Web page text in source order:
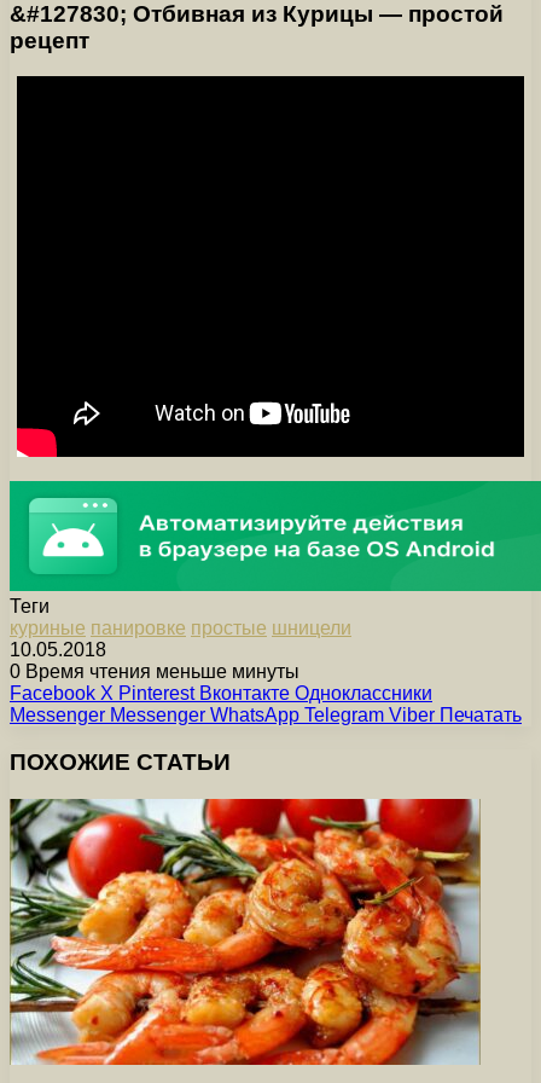
&#127830; Отбивная из Курицы — простой
рецепт
Теги
куриные панировке простые шницели
10.05.2018
0 Время чтения меньше минуты
Facebook X Pinterest Вконтакте Одноклассники
Messenger Messenger WhatsApp Telegram Viber Печатать
ПОХОЖИЕ СТАТЬИ